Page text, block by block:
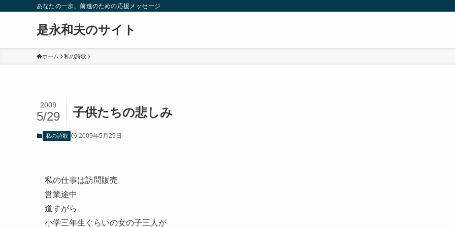
あなたの一歩、前進のための応援メッセージ
是永和夫のサイト
ホーム 私の詩歌
子供たちの悲しみ
2009
5/29
私の詩歌 2009年5月29日
私の仕事は訪問販売
営業途中
道すがら
小学三年生ぐらいの女の子三人が